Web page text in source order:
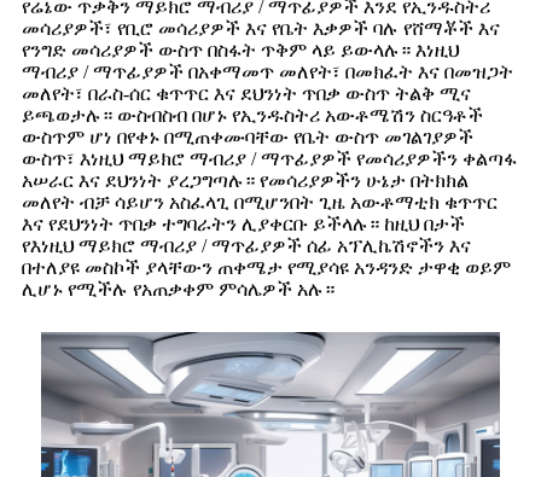
የሬኔው ጥቃቅን ማይክሮ ማብሪያ / ማጥፊያዎች እንደ የኢንዱስትሪ
መሳሪያዎች፣ የቢሮ መሳሪያዎች እና የቤት እቃዎች ባሉ የሸማቾች እና
የንግድ መሳሪያዎች ውስጥ በስፋት ጥቅም ላይ ይውላሉ። እነዚህ
ማብሪያ / ማጥፊያዎች በአቀማመጥ መለየት፣ በመክፈት እና በመዝጋት
መለየት፣ በራስ-ሰር ቁጥጥር እና ደህንነት ጥበቃ ውስጥ ትልቅ ሚና
ይጫወታሉ። ውስብስብ በሆኑ የኢንዱስትሪ አውቶሜሽን ስርዓቶች
ውስጥም ሆነ በየቀኑ በሚጠቀሙባቸው የቤት ውስጥ መገልገያዎች
ውስጥ፣ እነዚህ ማይክሮ ማብሪያ / ማጥፊያዎች የመሳሪያዎችን ቀልጣፋ
አሠራር እና ደህንነት ያረጋግጣሉ። የመሳሪያዎችን ሁኔታ በትክክል
መለየት ብቻ ሳይሆን አስፈላጊ በሚሆንበት ጊዜ አውቶማቲክ ቁጥጥር
እና የደህንነት ጥበቃ ተግባራትን ሊያቀርቡ ይችላሉ። ከዚህ በታች
የእነዚህ ማይክሮ ማብሪያ / ማጥፊያዎች ሰፊ አፕሊኬሽኖችን እና
በተለያዩ መስኮች ያላቸውን ጠቀሜታ የሚያሳዩ አንዳንድ ታዋቂ ወይም
ሊሆኑ የሚችሉ የአጠቃቀም ምሳሌዎች አሉ።